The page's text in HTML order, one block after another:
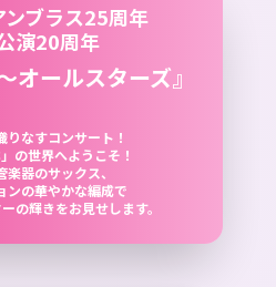
ンブラス25周年
演20周年
オールスターズ』
りなすコンサート！
の世界へようこそ！
楽器のサックス、
ンの華やかな編成で
の輝きをお見せします。